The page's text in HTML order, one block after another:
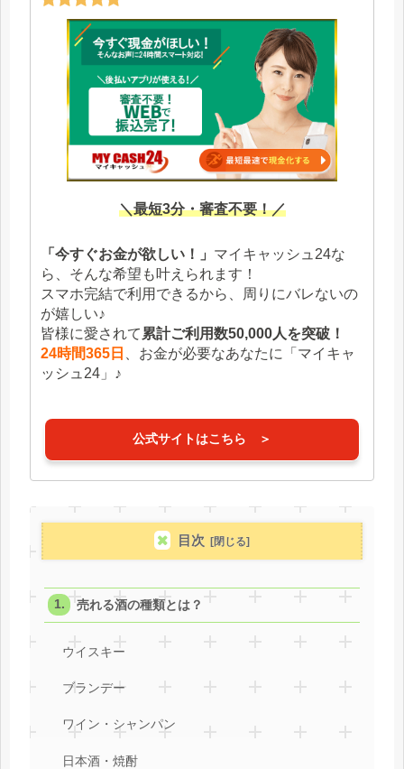
＼最短3分・審査不要！／
「今すぐお金が欲しい！」 マイキャッシュ24な
ら、そんな希望も叶えられます！
スマホ完結で利用できるから、周りにバレないの
が嬉しい♪
皆様に愛されて 累計ご利用数50,000人を突破！
24時間365日
、お金が必要なあなたに「マイキャ
ッシュ24」♪
公式サイトはこちら ＞
目次
売れる酒の種類とは？
ウイスキー
ブランデー
ワイン・シャンパン
日本酒・焼酎